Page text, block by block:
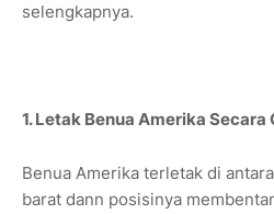
selengkapnya.
1. Letak Benua Amerika Secara
Benua Amerika terletak di
barat dann posisinya